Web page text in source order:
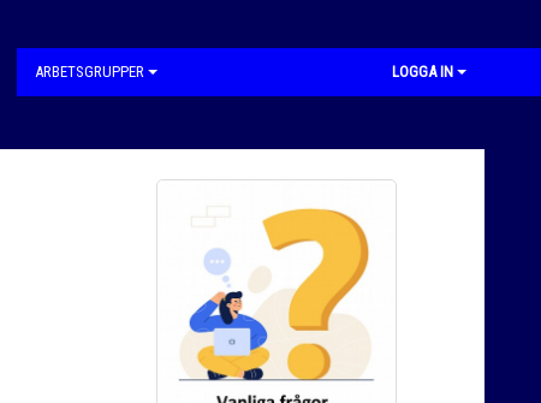
ARBETSGRUPPER LOGGA IN